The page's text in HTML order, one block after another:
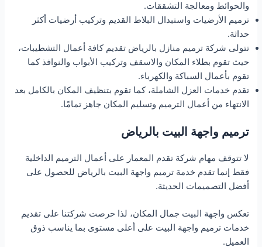
والحوائط ومعالجة التشققات.
ترميم الأرضيات واستبدال البلاط القديم وتركيب أرضيات أكثر
حداثة.
تتولى شركة ترميم منازل بالرياض تقديم كافة أعمال التشطيبات،
حيث تقوم بطلاء المكان والاسقف وتركيب الأبواب والنوافذ كما
تقوم بأعمال السباكة والكهرباء.
تقدم خدمات العزل الشاملة، كما تقوم بتنظيف المكان بالكامل بعد
الانتهاء من أعمال الترميم وتسليم المكان جاهز تمامًا.
ترميم واجهة البيت بالرياض
لا تتوقف مهام شركة تقدم المعمار على أعمال الترميم الداخلية
فقط إنما تقدم خدمة ترميم واجهة البيت بالرياض للحصول على
أفضل التصميمات الحديثة.
تعكس واجهة البيت جمال المكان، لذا حرصت شركتنا على تقديم
خدمات ترميم واجهة البيت على أعلى مستوى بما يناسب ذوق
العميل.